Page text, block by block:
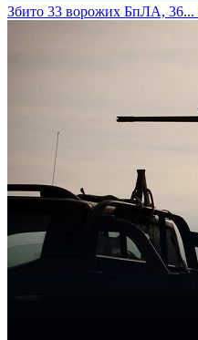
​Збито 33 ворожих БпЛА, 36...